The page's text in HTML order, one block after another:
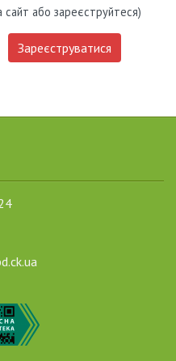
сайт або зареєструйтеся)
Зареєструватися